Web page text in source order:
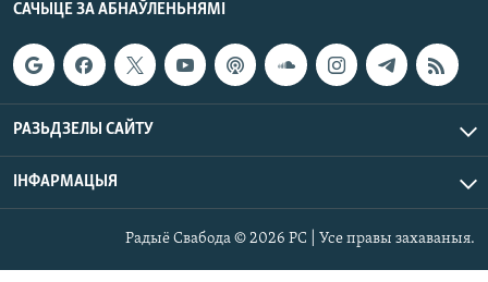
САЧЫЦЕ ЗА АБНАЎЛЕНЬНЯМІ
РАЗЬДЗЕЛЫ САЙТУ
ІНФАРМАЦЫЯ
Радыё Свабода © 2026 РС | Усе правы захаваныя.